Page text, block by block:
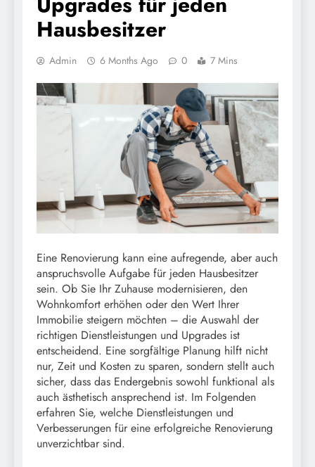
Hausbesitzer
Admin 6 Months Ago 0 7 Mins
Eine Renovierung kann eine aufregende, aber auch
anspruchsvolle Aufgabe für jeden Hausbesitzer
sein. Ob Sie Ihr Zuhause modernisieren, den
Wohnkomfort erhöhen oder den Wert Ihrer
Immobilie steigern möchten – die Auswahl der
richtigen Dienstleistungen und Upgrades ist
entscheidend. Eine sorgfältige Planung hilft nicht
nur, Zeit und Kosten zu sparen, sondern stellt auch
sicher, dass das Endergebnis sowohl funktional als
auch ästhetisch ansprechend ist. Im Folgenden
erfahren Sie, welche Dienstleistungen und
Verbesserungen für eine erfolgreiche Renovierung
unverzichtbar sind.